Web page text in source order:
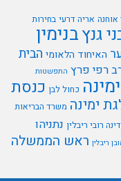
אריה דרעי בחירות
גנץבנימין
האיחוד הלאומיהבית
רפי פרץ התפשטות
כחול לבן כנסת
ימינה משרד הבריאות
רובי ריבלין נתניהו
ריבלין ראש הממשלה